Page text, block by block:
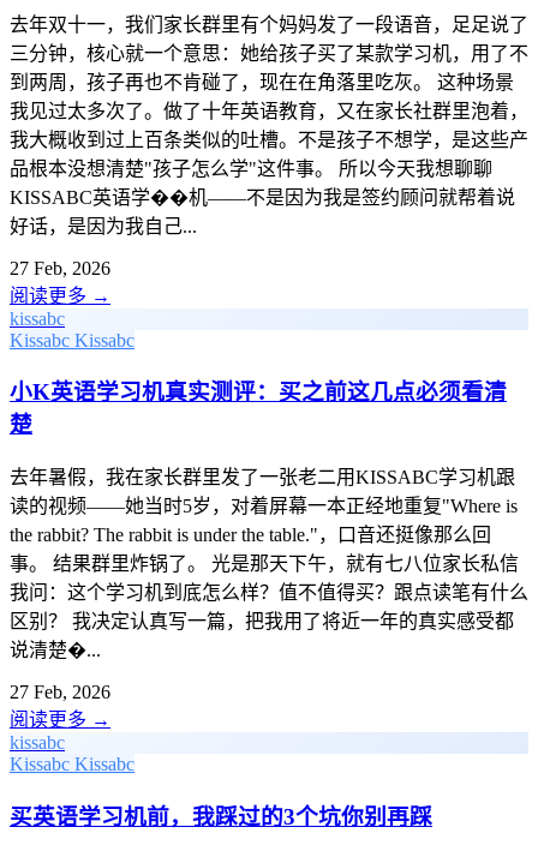
去年双十一，我们家长群里有个妈妈发了一段语音，足足说了
三分钟，核心就一个意思：她给孩子买了某款学习机，用了不
到两周，孩子再也不肯碰了，现在在角落里吃灰。 这种场景
我见过太多次了。做了十年英语教育，又在家长社群里泡着，
我大概收到过上百条类似的吐槽。不是孩子不想学，是这些产
品根本没想清楚"孩子怎么学"这件事。 所以今天我想聊聊
KISSABC英语学��机——不是因为我是签约顾问就帮着说
好话，是因为我自己...
27 Feb, 2026
阅读更多 →
kissabc
Kissabc Kissabc
小K英语学习机真实测评：买之前这几点必须看清
楚
去年暑假，我在家长群里发了一张老二用KISSABC学习机跟
读的视频——她当时5岁，对着屏幕一本正经地重复"Where is
the rabbit? The rabbit is under the table."，口音还挺像那么回
事。 结果群里炸锅了。 光是那天下午，就有七八位家长私信
我问：这个学习机到底怎么样？值不值得买？跟点读笔有什么
区别？ 我决定认真写一篇，把我用了将近一年的真实感受都
说清楚�...
27 Feb, 2026
阅读更多 →
kissabc
Kissabc Kissabc
买英语学习机前，我踩过的3个坑你别再踩